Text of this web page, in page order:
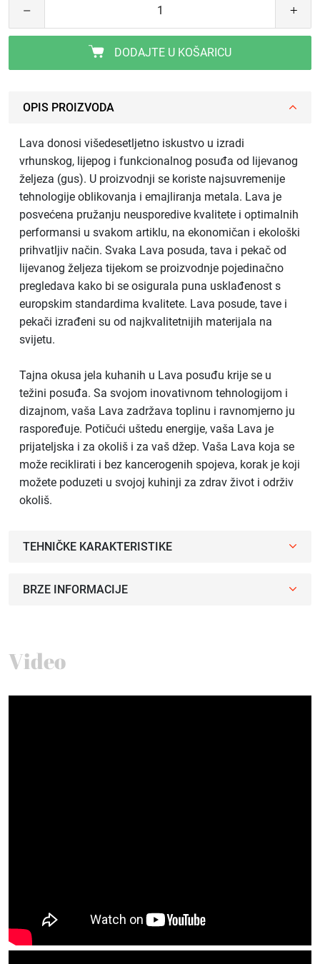
DODAJTE U KOŠARICU
OPIS PROIZVODA
Lava donosi višedesetljetno iskustvo u izradi
vrhunskog, lijepog i funkcionalnog posuđa od lijevanog
željeza (gus). U proizvodnji se koriste najsuvremenije
tehnologije oblikovanja i emajliranja metala. Lava je
posvećena pružanju neusporedive kvalitete i optimalnih
performansi u svakom artiklu, na ekonomičan i ekološki
prihvatljiv način. Svaka Lava posuda, tava i pekač od
lijevanog željeza tijekom se proizvodnje pojedinačno
pregledava kako bi se osigurala puna usklađenost s
europskim standardima kvalitete. Lava posude, tave i
pekači izrađeni su od najkvalitetnijih materijala na
svijetu.
Tajna okusa jela kuhanih u Lava posuđu krije se u
težini posuđa. Sa svojom inovativnom tehnologijom i
dizajnom, vaša Lava zadržava toplinu i ravnomjerno ju
raspoređuje. Potičući uštedu energije, vaša Lava je
prijateljska i za okoliš i za vaš džep. Vaša Lava koja se
može reciklirati i bez kancerogenih spojeva, korak je koji
možete poduzeti u svojoj kuhinji za zdrav život i održiv
okoliš.
TEHNIČKE KARAKTERISTIKE
BRZE INFORMACIJE
Video